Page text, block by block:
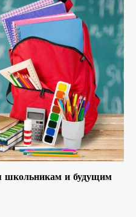
школьникам и будущим